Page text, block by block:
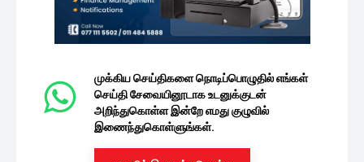
முக்கிய செய்திகளை நொடிப்பொழுதில் எங்கள்
செய்தி சேவையினூடாக உடனுக்குடன்
அறிந்துகொள்ள இன்றே எமது குழுவில்
இணைந்துகொள்ளுங்கள்.